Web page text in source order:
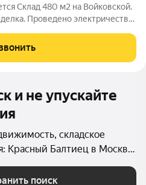
Склад 480 м2 на Войковской.
Проведено электричество,
В пешей доступности от
и не упускайте
складское
Красный Балтиец в Москве
поиск